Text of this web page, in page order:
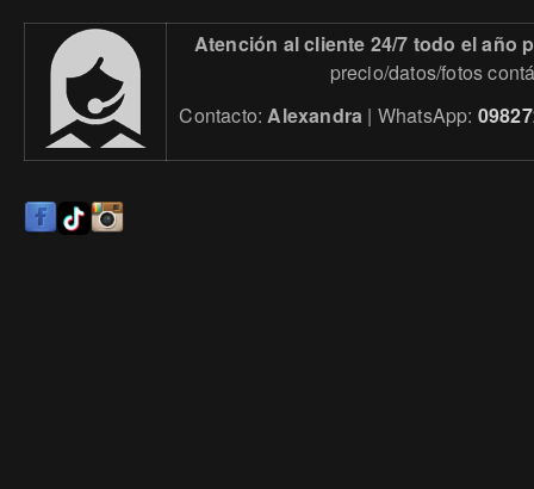
Atención al cliente 24/7 todo el año
precio/datos/fotos
Contacto:Alexandra | WhatsApp: